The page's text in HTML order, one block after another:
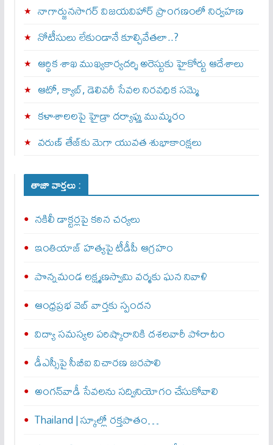
నాగార్జునసాగర్ విజయవిహార్ ప్రాంగణంలో నిర్వహణ
నోటీసులు లేకుండానే కూల్చివేతలా..?
ఆర్థిక శాఖ ముఖ్యకార్యదర్శి అరెస్టుకు హైకోర్టు ఆదేశాలు
ఆటో, క్యాబ్, డెలివరీ సేవల నిరవధిక సమ్మె
కళాశాలలపై హైడ్రా దర్యాప్తు ముమ్మరం
వరుణ్ తేజ్‌కు మెగా యువత శుభాకాంక్షలు
తాజా వార్తలు :
నకిలీ డాక్టర్లపై కఠిన చర్యలు
ఇంతియాజ్ హత్యపై టీడీపీ ఆగ్రహం
పొన్నమండ లక్ష్మణస్వామి వర్మకు ఘన నివాళి
ఆంధ్రప్రభ వెబ్ వార్తకు స్పందన
విద్యా సమస్యల పరిష్కారానికి దశలవారీ పోరాటం
డీఎస్సీపై సీబీఐ విచారణ జరపాలి
అంగన్‌వాడీ సేవలను సద్వినియోగం చేసుకోవాలి
Thailand | స్కూల్లో రక్తపాతం…